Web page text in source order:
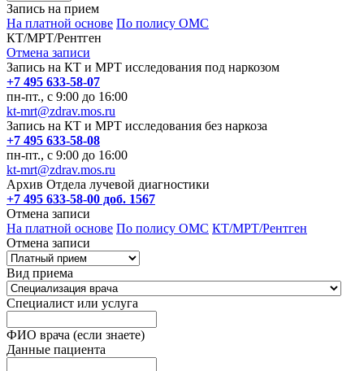
Запись на прием
На платной основе По полису ОМС
КТ/МРТ/Рентген
Отмена записи
Запись на КТ и МРТ исследования под наркозом
+7 495 633-58-07
пн-пт., с 9:00 до 16:00
kt-mrt@zdrav.mos.ru
Запись на КТ и МРТ исследования без наркоза
+7 495 633-58-08
пн-пт., с 9:00 до 16:00
kt-mrt@zdrav.mos.ru
Архив Отдела лучевой диагностики
+7 495 633-58-00 доб. 1567
Отмена записи
На платной основе По полису ОМС КТ/МРТ/Рентген
Отмена записи
Вид приема
Специалист или услуга
ФИО врача (если знаете)
Данные пациента